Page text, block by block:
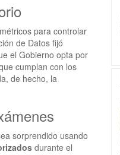
para controlar
de Datos fijó
el Gobierno opta por
cumplan con los
de hecho, la
sorprendido usando
durante el